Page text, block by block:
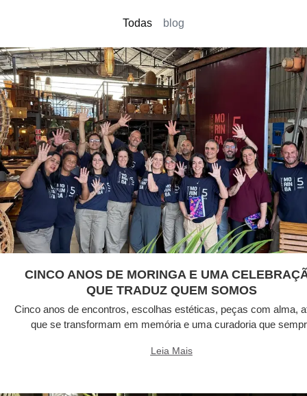
blog
Todas
CINCO ANOS DE MORINGA E UMA
QUE TRADUZ QUEM SOMOS
Cinco anos de encontros, escolhas estéticas, peças com alma,
que se transformam em memória e uma curadoria que
Leia Mais